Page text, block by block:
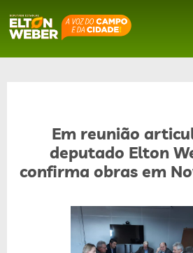
Em reunião
deputado Elton
confirma obras em